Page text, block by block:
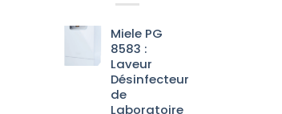
Miele PG
8583 :
Laveur
Désinfecteur
de
Laboratoire